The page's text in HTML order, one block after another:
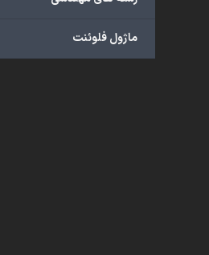
ماژول فلوئنت